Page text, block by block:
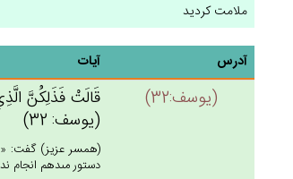
ملامت کردید
آدرس آیات
(يوسف:32)
قَالَت‌ْ فَذَلِكُن‌َّ
(يوسف: 32)
(همسر عزيز) گفت:
دستور مى‏دهم انجام